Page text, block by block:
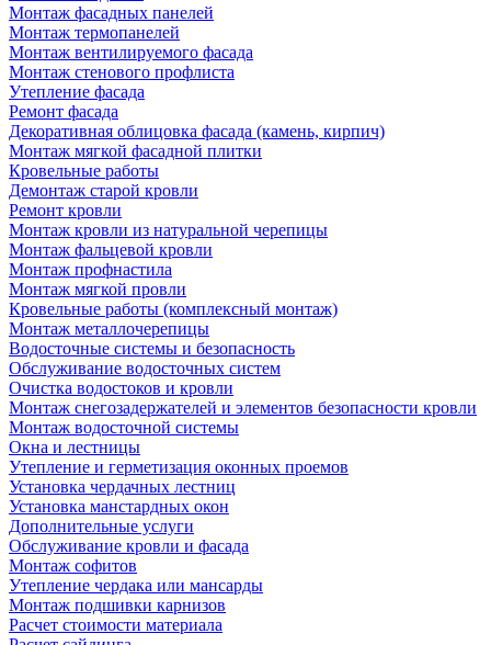
Монтаж фасадных панелей
Монтаж термопанелей
Монтаж вентилируемого фасада
Монтаж стенового профлиста
Утепление фасада
Ремонт фасада
Декоративная облицовка фасада (камень, кирпич)
Монтаж мягкой фасадной плитки
Кровельные работы
Демонтаж старой кровли
Ремонт кровли
Монтаж кровли из натуральной черепицы
Монтаж фальцевой кровли
Монтаж профнастила
Монтаж мягкой провли
Кровельные работы (комплексный монтаж)
Монтаж металлочерепицы
Водосточные системы и безопасность
Обслуживание водосточных систем
Очистка водостоков и кровли
Монтаж снегозадержателей и элементов безопасности кровли
Монтаж водосточной системы
Окна и лестницы
Утепление и герметизация оконных проемов
Установка чердачных лестниц
Установка манстардных окон
Дополнительные услуги
Обслуживание кровли и фасада
Монтаж софитов
Утепление чердака или мансарды
Монтаж подшивки карнизов
Расчет стоимости материала